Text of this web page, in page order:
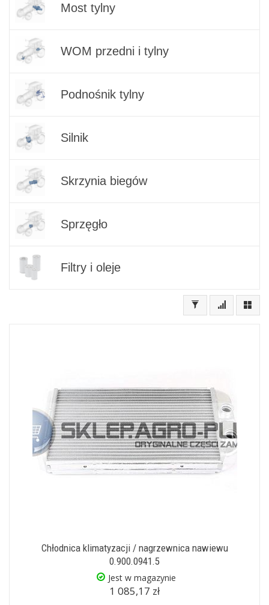
Most tylny
WOM przedni i tylny
Podnośnik tylny
Silnik
Skrzynia biegów
Sprzęgło
Filtry i oleje
Chłodnica klimatyzacji / nagrzewnica nawiewu
0.900.0941.5
Jest w magazynie
1 085,17 zł